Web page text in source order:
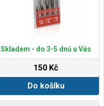
Skladem - do 3-5 dnů u Vás
150 Kč
Do košíku